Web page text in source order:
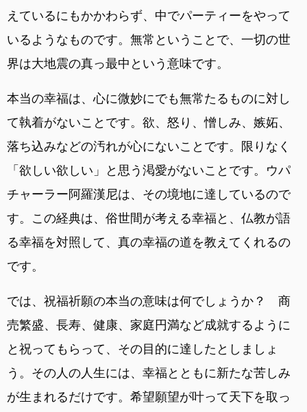
えているにもかかわらず、中でパーティーをやって
いるようなものです。無常ということで、一切の世
界は大地震の真っ最中という意味です。
本当の幸福は、心に微妙にでも無常たるものに対し
て執着がないことです。欲、怒り、憎しみ、嫉妬、
落ち込みなどの汚れが心にないことです。限りなく
「欲しい欲しい」と思う渇愛がないことです。ウパ
チャーラー阿羅漢尼は、その境地に達しているので
す。この経典は、俗世間が考える幸福と、仏教が語
る幸福を対照して、真の幸福の道を教えてくれるの
です。
では、祝福祈願の本当の意味は何でしょうか？ 商
売繁盛、長寿、健康、家庭円満など成就するように
と祝ってもらって、その目的に達したとしましょ
う。その人の人生には、幸福とともに新たな苦しみ
が生まれるだけです。希望願望が叶って天下を取っ